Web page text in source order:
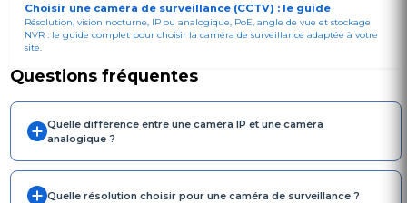
Choisir une caméra de surveillance (CCTV) : le guide
Résolution, vision nocturne, IP ou analogique, PoE, angle de vue et stockage
NVR : le guide complet pour choisir la caméra de surveillance adaptée à votre
site.
Questions fréquentes
Quelle différence entre une caméra IP et une caméra
analogique ?
Quelle résolution choisir pour une caméra de surveillance ?